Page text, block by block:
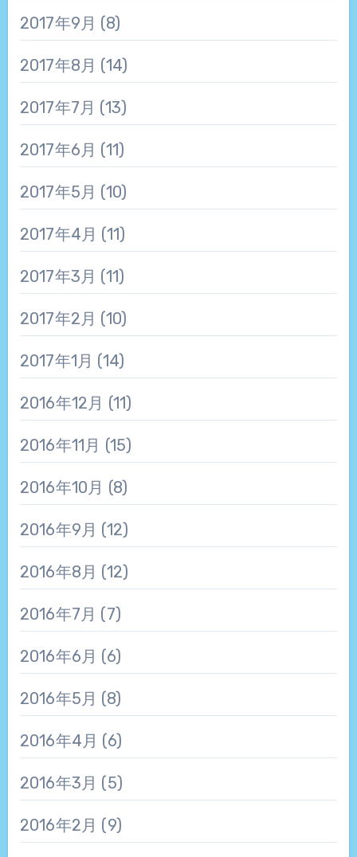
2017年9月 (8)
2017年8月 (14)
2017年7月 (13)
2017年6月 (11)
2017年5月 (10)
2017年4月 (11)
2017年3月 (11)
2017年2月 (10)
2017年1月 (14)
2016年12月 (11)
2016年11月 (15)
2016年10月 (8)
2016年9月 (12)
2016年8月 (12)
2016年7月 (7)
2016年6月 (6)
2016年5月 (8)
2016年4月 (6)
2016年3月 (5)
2016年2月 (9)